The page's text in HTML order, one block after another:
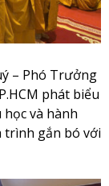
– Phó Trưởng
phát biểu
và hành
trình gắn bó với